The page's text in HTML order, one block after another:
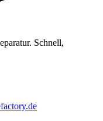
Schnell,